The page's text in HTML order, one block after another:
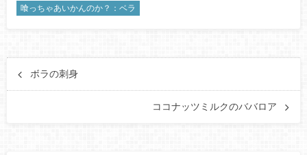
喰っちゃあいかんのか？：ベラ
ボラの刺身
ココナッツミルクのババロア